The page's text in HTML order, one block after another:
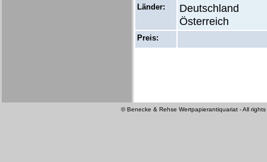
Länder:
Deutschland
Österreich
Preis:
© Benecke & Rehse Wertpapierantiquariat - All